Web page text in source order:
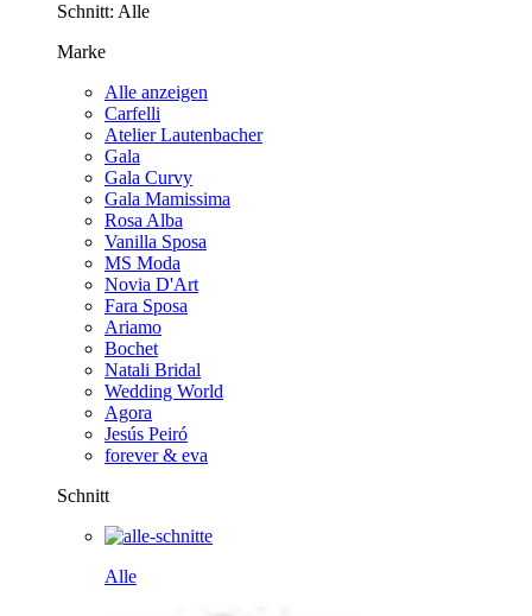
Schnitt: Alle
Marke
Alle anzeigen
Carfelli
Atelier Lautenbacher
Gala
Gala Curvy
Gala Mamissima
Rosa Alba
Vanilla Sposa
MS Moda
Novia D'Art
Fara Sposa
Ariamo
Bochet
Natali Bridal
Wedding World
Agora
Jesús Peiró
forever & eva
Schnitt
Alle